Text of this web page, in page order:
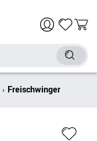
Freischwinger